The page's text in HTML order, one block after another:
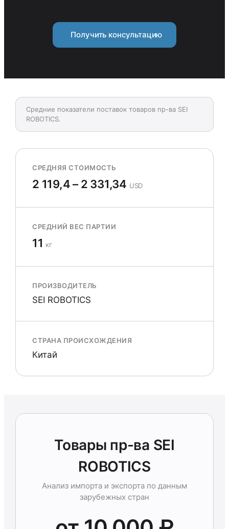
Получить консультацию
Средние показатели поставок товаров пр-ва SEI
ROBOTICS.
СРЕДНЯЯ СТОИМОСТЬ
2 119,4 – 2 331,34 USD
СРЕДНИЙ ВЕС ПАРТИИ
11 кг
ПРОИЗВОДИТЕЛЬ
SEI ROBOTICS
СТРАНА ПРОИСХОЖДЕНИЯ
Китай
Товары пр-ва SEI
ROBOTICS
Анализ импорта и экспорта по данным
зарубежных стран